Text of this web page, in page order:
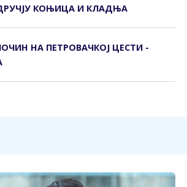
КОЊИЦА И КЛАДЊА
НА ПЕТРОВАЧКОЈ ЦЕСТИ -